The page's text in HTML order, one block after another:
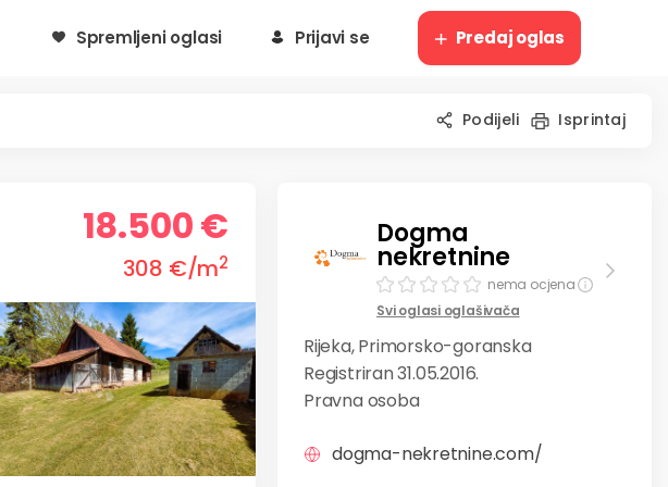
Spremljeni oglasi Prijavi se Predaj oglas
Podijeli Isprintaj
18.500 €
308 €/m2
Dogma
nekretnine
nema ocjena
Svi oglasi oglašivača
Rijeka, Primorsko-goranska
Registriran 31.05.2016.
Pravna osoba
dogma-nekretnine.com/